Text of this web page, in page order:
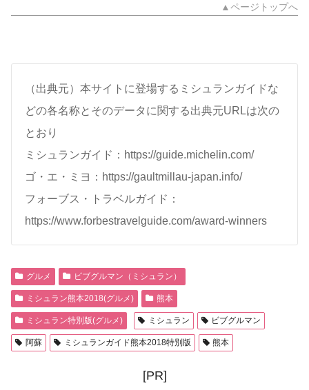
▲ページトップへ
（出典元）本サイトに登場するミシュランガイドな
どの各名称とそのデータに関する出典元URLは次の
とおり
ミシュランガイド：https://guide.michelin.com/
ゴ・エ・ミヨ：https://gaultmillau-japan.info/
フォーブス・トラベルガイド：
https://www.forbestravelguide.com/award-winners
グルメ ビブグルマン（ミシュラン）
ミシュラン熊本2018(グルメ) 熊本
ミシュラン特別版(グルメ) ミシュラン ビブグルマン
阿蘇 ミシュランガイド熊本2018特別版 熊本
[PR]